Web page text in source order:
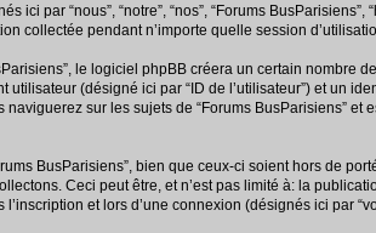
par “nous”, “notre”, “nos”, “Forums BusParisiens”,
collectée pendant n’importe quelle session
le logiciel phpBB créera un certain nombre
(désigné ici par “ID de l’utilisateur”) et un
sur les sujets de “Forums BusParisiens”
BusParisiens”, bien que ceux-ci soient hors de
Ceci peut être, et n’est pas limité à: la
et lors d’une connexion (désignés ici par